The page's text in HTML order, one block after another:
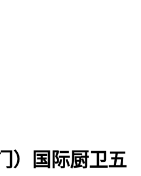
）国际厨卫五